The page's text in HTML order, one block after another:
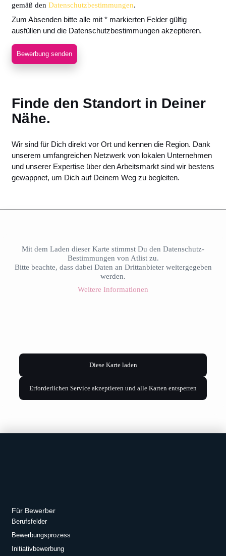
gemäß den Datenschutzbestimmungen.
Zum Absenden bitte alle mit * markierten Felder gültig
ausfüllen und die Datenschutzbestimmungen akzeptieren.
Bewerbung senden
Finde den Standort in Deiner
Nähe.
Wir sind für Dich direkt vor Ort und kennen die Region. Dank
unserem umfangreichen Netzwerk von lokalen Unternehmen
und unserer Expertise über den Arbeitsmarkt sind wir bestens
gewappnet, um Dich auf Deinem Weg zu begleiten.
Mit dem Laden dieser Karte stimmst Du den Datenschutz-
Bestimmungen von Atlist zu.
Bitte beachte, dass dabei Daten an Drittanbieter weitergegeben
werden.
Weitere Informationen
Diese Karte laden
Erforderlichen Service akzeptieren und alle Karten entsperren
Für Bewerber
Berufsfelder
Bewerbungsprozess
Initiativbewerbung